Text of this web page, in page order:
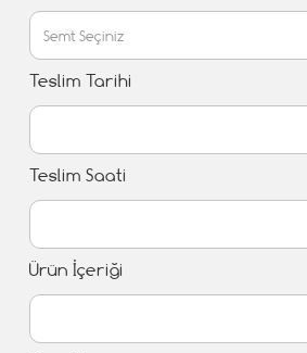
Teslim Tarihi
Teslim Saati
Ürün İçeriği